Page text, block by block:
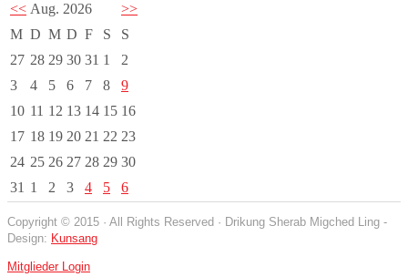
<< Aug. 2026
>>
M D M D F S
S
27 28 29 30 31 1
2
3
4 5 6 7 8
9
10 11 12 13 14 15 16
17 18 19 20 21 22 23
24 25 26 27 28 29 30
31 1 2 3 4 5 6
Copyright © 2015 · All Rights Reserved · Drikung Sherab Migched Ling -
Design: Kunsang
Mitglieder Login